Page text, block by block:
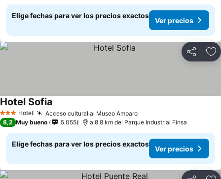
Elige fechas para ver los precios exactos
Ver precios
Compartir
3 Estrellas
Hotel Acceso cultural al Museo Amparo
Hotel Sofia
8,2 Muy bueno 5.055 a 8.8 km de: Parque Industrial Finsa
Elige fechas para ver los precios exactos
Ver precios